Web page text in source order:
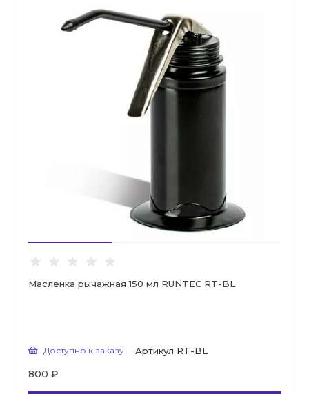
Масленка рычажная 150 мл RUNTEC RT-BL
Доступно к заказу Артикул RT-BL
800 ₽